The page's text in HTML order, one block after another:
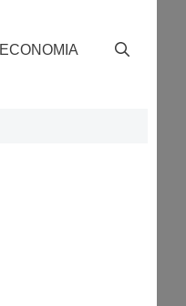
ECONOMIA